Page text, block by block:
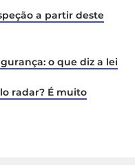
a partir deste
o que diz a lei
radar? É muito